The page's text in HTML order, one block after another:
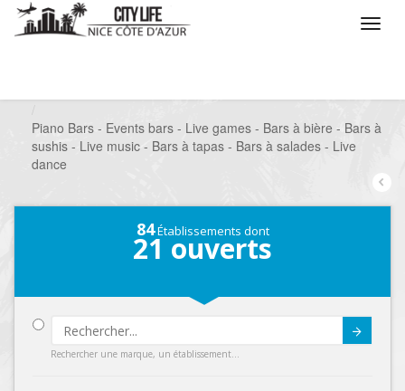
Piano Bars - Events bars - Live games - Bars à bière - Bars à
sushis - Live music - Bars à tapas - Bars à salades - Live
dance
84Établissements dont
21 ouverts
Rechercher une marque, un établissement...